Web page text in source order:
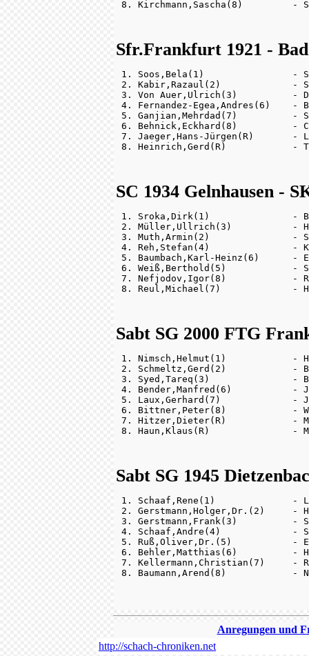
Sfr.Frankfurt 1921 -
1. Soos,Bela(1)                -
2. Kabir,Razaul(2)             -
3. Von Auer,Ulrich(3)          -
4. Fernandez-Egea,Andres(6)
5. Ganjian,Mehrdad(7)
6. Behnick,Eckhard(8)          -
7. Jaeger,Hans-Jürgen(R)
SC 1934 Gelnhausen -
1. Sroka,Dirk(1)               -
2. Müller,Ullrich(3)           -
3. Muth,Armin(2)               -
4. Reh,Stefan(4)               -
5. Baumbach,Karl-Heinz(6)
6. Weiß,Berthold(5)            -
7. Nefjodov,Igor(8)            -
Sabt SG 2000 FTG
1. Nimsch,Helmut(1)            -
2. Schmeltz,Gerd(2)            -
3. Syed,Tareq(3)               -
4. Bender,Manfred(6)
5. Laux,Gerhard(7)             -
6. Bittner,Peter(8)            -
7. Hitzer,Dieter(R)            -
Sabt SG 1945
1. Schaaf,Rene(1)              -
2. Gerstmann,Holger,Dr.(2)
3. Gerstmann,Frank(3)          -
4. Schaaf,Andre(4)             -
5. Ruß,Oliver,Dr.(5)           -
6. Behler,Matthias(6)          -
7. Kellermann,Christian(7)     -
Anregungen und
http://schach-chroniken.net